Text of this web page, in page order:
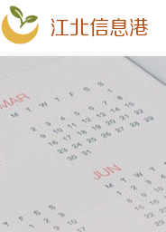
江北信息港